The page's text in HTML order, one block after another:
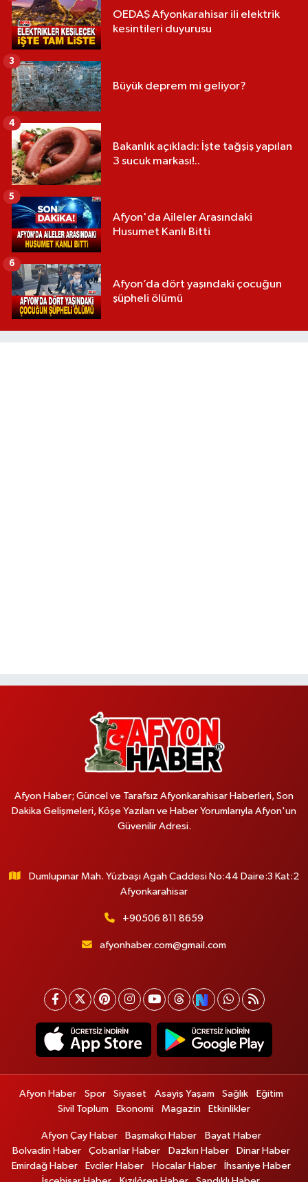
OEDAŞ Afyonkarahisar ili elektrik
kesintileri duyurusu
Büyük deprem mi geliyor?
3
Bakanlık açıkladı: İşte tağşiş yapılan
3 sucuk markası!..
4
Afyon'da Aileler Arasındaki
Husumet Kanlı Bitti
5
Afyon’da dört yaşındaki çocuğun
şüpheli ölümü
6
Afyon Haber; Güncel ve Tarafsız Afyonkarahisar Haberleri, Son
Dakika Gelişmeleri, Köşe Yazıları ve Haber Yorumlarıyla Afyon'un
Güvenilir Adresi.
Dumlupınar Mah. Yüzbaşı Agah Caddesi No:44 Daire:3 Kat:2
Afyonkarahisar
+90506 811 8659
afyonhaber.com@gmail.com
Afyon Haber Spor Siyaset Asayiş Yaşam Sağlık
Eğitim
Sivil Toplum
Ekonomi Magazin Etkinlikler
Afyon Çay Haber Başmakçı Haber
Bayat Haber
Bolvadin Haber
Çobanlar Haber Dazkırı Haber
Dinar Haber
Emirdağ Haber
Evciler Haber Hocalar Haber
İhsaniye Haber